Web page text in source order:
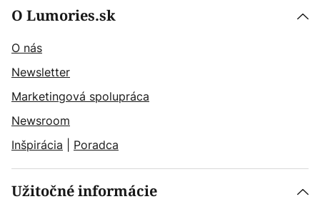
O Lumories.sk
O nás
Newsletter
Marketingová spolupráca
Newsroom
Inšpirácia
Poradca
Užitočné informácie